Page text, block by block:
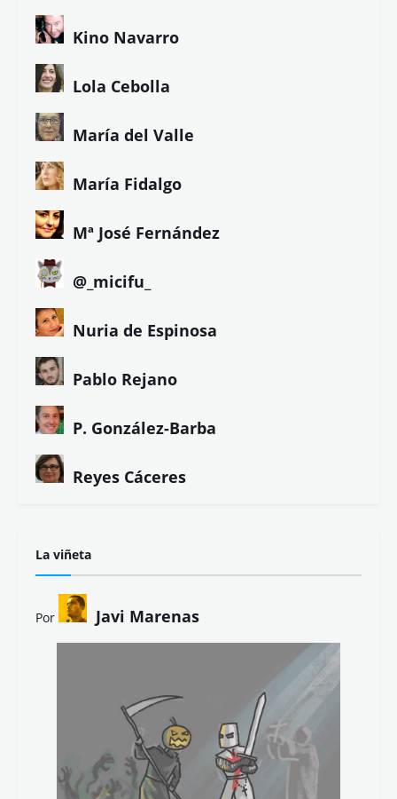
Kino Navarro
Lola Cebolla
María del Valle
María Fidalgo
Mª José Fernández
@_micifu_
Nuria de Espinosa
Pablo Rejano
P. González-Barba
Reyes Cáceres
La viñeta
Por Javi Marenas